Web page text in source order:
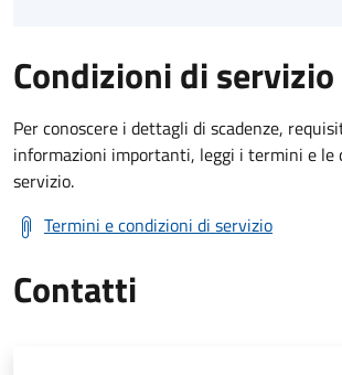
Condizioni di servizio
Per conoscere i dettagli di scadenze,
informazioni importanti, leggi i termini e le
servizio.
Termini e condizioni di servizio
Contatti